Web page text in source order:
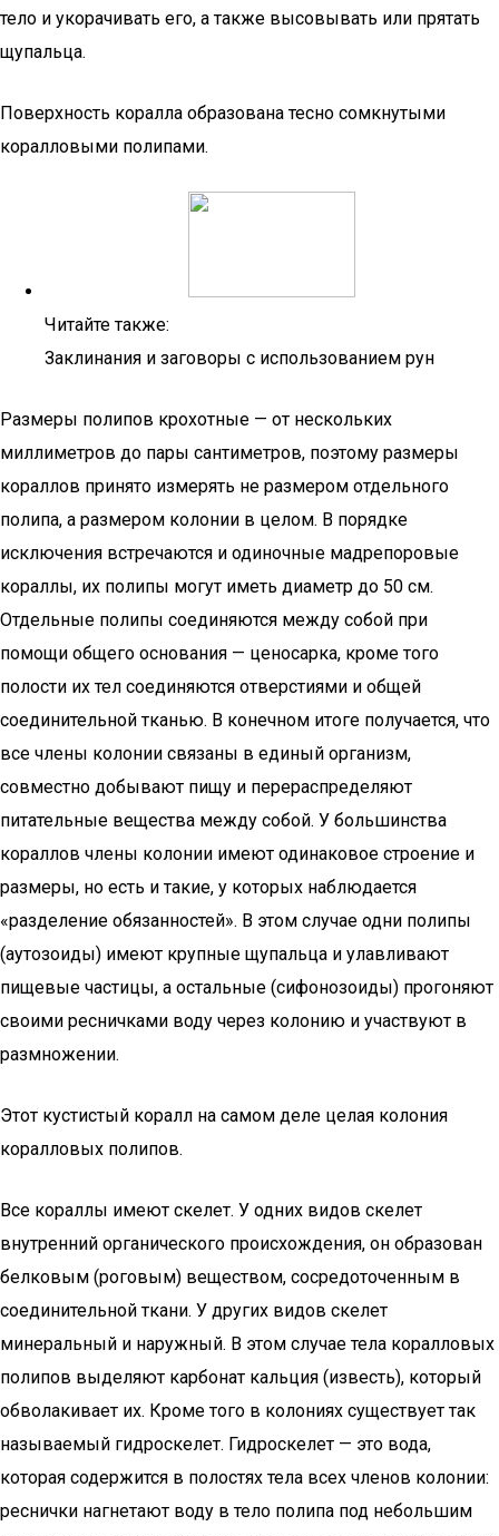
тело и укорачивать его, а также высовывать или прятать
щупальца.
Поверхность коралла образована тесно сомкнутыми
коралловыми полипами.
Читайте также:
Заклинания и заговоры с использованием рун
Размеры полипов крохотные — от нескольких
миллиметров до пары сантиметров, поэтому размеры
кораллов принято измерять не размером отдельного
полипа, а размером колонии в целом. В порядке
исключения встречаются и одиночные мадрепоровые
кораллы, их полипы могут иметь диаметр до 50 см.
Отдельные полипы соединяются между собой при
помощи общего основания — ценосарка, кроме того
полости их тел соединяются отверстиями и общей
соединительной тканью. В конечном итоге получается, что
все члены колонии связаны в единый организм,
совместно добывают пищу и перераспределяют
питательные вещества между собой. У большинства
кораллов члены колонии имеют одинаковое строение и
размеры, но есть и такие, у которых наблюдается
«разделение обязанностей». В этом случае одни полипы
(аутозоиды) имеют крупные щупальца и улавливают
пищевые частицы, а остальные (сифонозоиды) прогоняют
своими ресничками воду через колонию и участвуют в
размножении.
Этот кустистый коралл на самом деле целая колония
коралловых полипов.
Все кораллы имеют скелет. У одних видов скелет
внутренний органического происхождения, он образован
белковым (роговым) веществом, сосредоточенным в
соединительной ткани. У других видов скелет
минеральный и наружный. В этом случае тела коралловых
полипов выделяют карбонат кальция (известь), который
обволакивает их. Кроме того в колониях существует так
называемый гидроскелет. Гидроскелет — это вода,
которая содержится в полостях тела всех членов колонии:
реснички нагнетают воду в тело полипа под небольшим